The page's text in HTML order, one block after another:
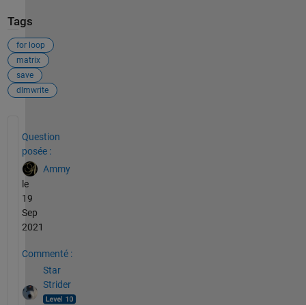
Tags
for loop
matrix
save
dlmwrite
Question
posée :
Ammy
le
19
Sep
2021
Commenté :
Star
Strider